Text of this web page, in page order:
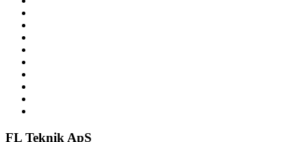
FL Teknik ApS